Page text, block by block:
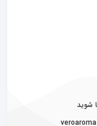
شوید